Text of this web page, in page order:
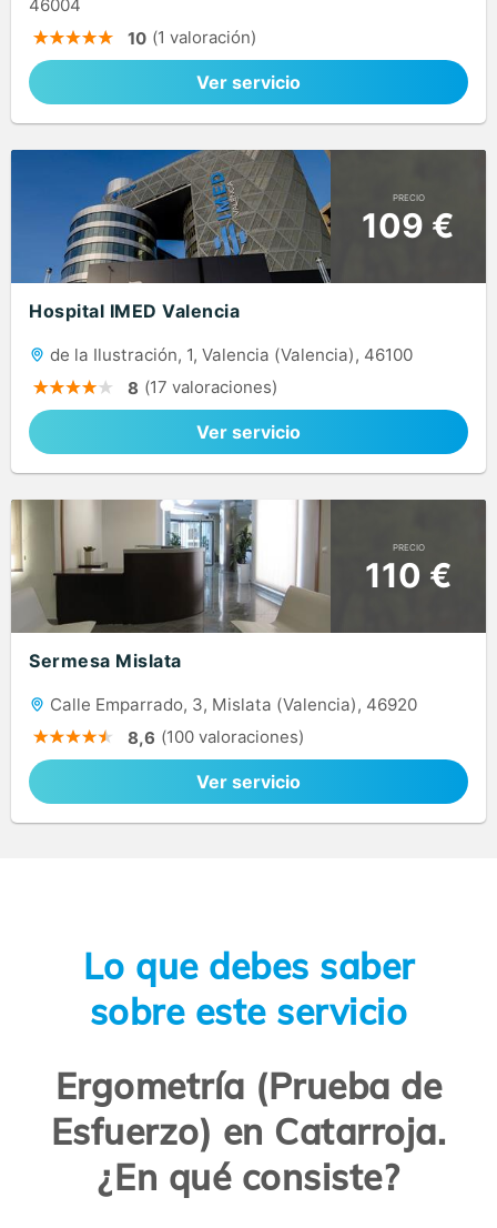
46004
10 (1 valoración)
Ver servicio
PRECIO
109 €
Hospital IMED Valencia
de la Ilustración, 1, Valencia (Valencia), 46100
8 (17 valoraciones)
Ver servicio
PRECIO
110 €
Sermesa Mislata
Calle Emparrado, 3, Mislata (Valencia), 46920
8,6 (100 valoraciones)
Ver servicio
Lo que debes saber
sobre este servicio
Ergometría (Prueba de
Esfuerzo) en Catarroja.
¿En qué consiste?